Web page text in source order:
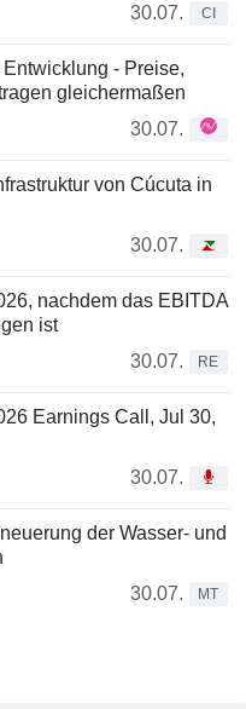
30.07.
CI
- Preise,
gleichermaßen
30.07.
von Cúcuta in
30.07.
nachdem das EBITDA
ist
30.07.
RE
Earnings Call, Jul 30,
30.07.
der Wasser- und
30.07.
MT